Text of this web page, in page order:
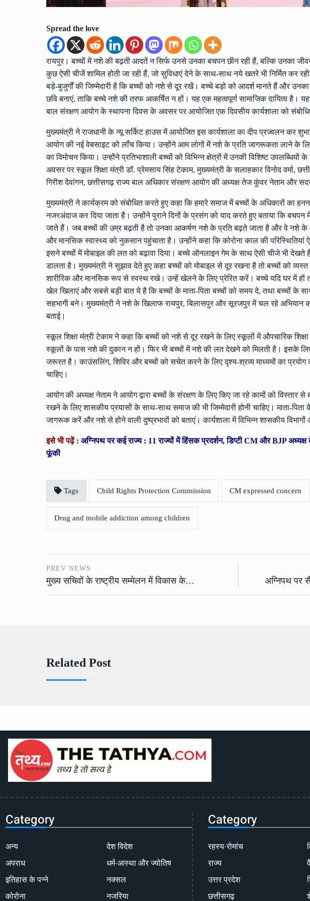
Spread the love
रायपुर। बच्चों में नशे की बढ़ती आदतें न सिर्फ उनसे उनका बचपन छीन रही हैं, बल्कि उनका
कुछ ऐसी चीजें शामिल होती जा रही हैं, जो सुविधाएं देने के साथ-साथ नये खतरे भी निर्मित कर
बड़े-बुजुर्गों की जिम्मेदारी है कि बच्चों को नशे से दूर रखें। बच्चे बड़ो को आदर्श मानते हैं और
छवि बनाएं, ताकि बच्चे नशे की तरफ आकर्षित न हों। यह एक महत्वपूर्ण सामाजिक दायित्व है।
बाल संरक्षण आयोग के स्थापना दिवस के अवसर पर आयोजित एक दिवसीय कार्यशाला को
मुख्यमंत्री ने राजधानी के न्यू सर्किट हाउस में आयोजित इस कार्यशाला का दीप प्रज्वलन कर
आयोग की नई वेबसाइट को लॉंच किया। उन्होंने आम लोगों में नशे के प्रति जागरूकता लाने के
का विमोचन किया। उन्होंने प्रतिभाशाली बच्चों को विभिन्न क्षेत्रों में उनकी विशिष्ट
अवसर पर स्कूल शिक्षा मंत्री डॉ. प्रेमसाय सिंह टेकाम, मुख्यमंत्री के सलाहकार विनोद वर्मा,
गिरीश देवांगन, छत्तीसगढ़ राज्य बाल अधिकार संरक्षण आयोग की अध्यक्ष तेज कुंवर नेताम और
मुख्यमंत्री ने कार्यक्रम को संबोधित करते हुए कहा कि हमारे समाज में बच्चों के अधिकारों का
नजरअंदाज कर दिया जाता है। उन्होंने पुराने दिनों के प्रसंग को याद करते हुए बताया कि
जाते हैं। जब बच्चों की उम्र बढ़ती है तो उनका आकर्षण नशे के प्रति बढ़ते जाता है और वे नशे के
और मानसिक स्वास्थ्य को नुकसान पहुंचाता है। उन्होंने कहा कि कोरोना काल की परिस्थितियां
इसने बच्चों में मोबाइल की लत को बढ़ावा दिया। बच्चे ऑनलाइन गेम के साथ ऐसी चीजे भी देखते
डालता है। मुख्यमंत्री ने सुझाव देते हुए कहा बच्चों को मोबाइल से दूर रखना है तो बच्चों को
शारीरिक और मानसिक रूप से स्वस्थ रखे। उन्हें खेलने के लिए प्रेरित करें। बच्चे यदि घर में हों
खेल खिलाएं और सबसे बड़ी बात ये है कि बच्चों के माता-पिता बच्चों को समय दे, तथा बच्चों के
सहभागी बने। मुख्यमंत्री ने नशे के खिलाफ रायपुर, बिलासपुर और सूरजपुर में चल रहे अभियान
बताई।
स्कूल शिक्षा मंत्री टेकाम ने कहा कि बच्चों को नशे से दूर रखने के लिए स्कूलों में औपचारिक
स्कूलों के पास नशे की दुकान न हों। फिर भी बच्चों में नशे की लत देखने को मिलती है। इसके
जरूरत है। काउंसलिंग, शिविर और बच्चों को सचेत करने के लिए दृश्य-श्रव्य माध्यमों का
चाहिए।
आयोग की अध्यक्ष नेताम ने आयोग द्वारा बच्चों के संरक्षण के लिए किए जा रहे कामों को विस्तार
रखने के लिए शासकीय प्रयासों के साथ-साथ समाज की भी जिम्मेदारी होनी चाहिए। माता-
जागरूक करें और नशे से होने वाली दुष्प्रभावों को बताएं। कार्यशाला में विभिन्न शासकीय
इसे भी पढ़ें : अग्निपथ पर कई राज्य : 11 राज्यों में हिंसक प्रदर्शन, डिप्टी CM और BJP
फूंकी
Tags Child Rights Protection Commission CM expressed concern
Drug and mobile addiction among children
PREV NEWS
मुख्य सचिवों के राष्ट्रीय सम्मेलन में विकास के… अग्निपथ पर
Related Post
Category
अन्य
अपराध
इतिहास के पन्ने
कोरोना
देश विदेश
धर्म-आस्था और ज्योतिष
नक्सल
नजरिया
Category
रहस्य-रोमांच
राज्य
उत्तर प्रदेश
छत्तीसगढ़